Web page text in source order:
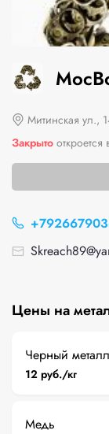
Митинская ул.,
Закрыто
Цены на
Черный
12 руб./кг
Медь